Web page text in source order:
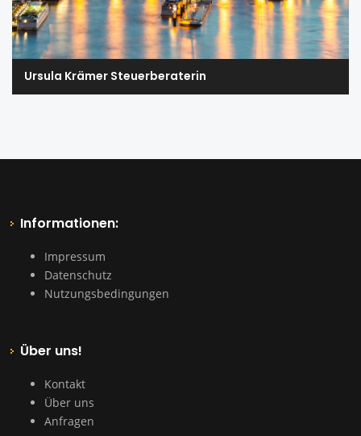
Ursula Krämer Steuerberaterin
Informationen:
Impressum
Datenschutz
Nutzungsbedingungen
Über uns!
Kontakt
Über uns
Anfragen